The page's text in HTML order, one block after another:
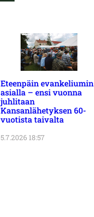
Eteenpäin evankeliumin
asialla – ensi vuonna
juhlitaan
Kansanlähetyksen 60-
vuotista taivalta
5.7.2026 18:57